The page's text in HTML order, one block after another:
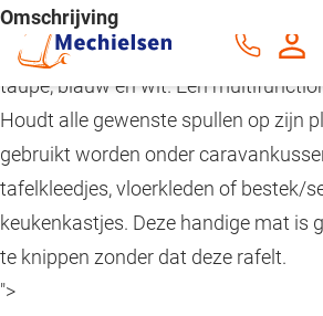
Omschrijving
Rol van 150x30 centimeter in de
taupe, blauw en wit. Een
Houdt alle gewenste spullen op zijn
gebruikt worden onder
tafelkleedjes, vloerkleden of bestek/
keukenkastjes. Deze handige mat is
te knippen zonder dat deze rafelt.
">
Omschrijving